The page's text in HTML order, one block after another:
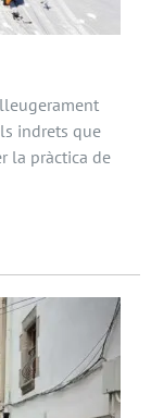
indrets que
la pràctica de